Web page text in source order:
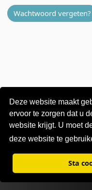
Deze website maakt
ervoor te zorgen dat u
website krijgt. U moet
deze website te
Sta
Wachtwoord vergeten?
Gebruiksvoorwaarden |
©1995-2026 OKI Europe